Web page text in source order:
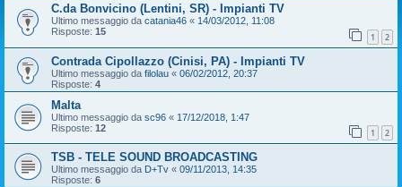
C.da Bonvicino (Lentini, SR) - Impianti TV
Ultimo messaggio da catania46 « 14/03/2012, 11:08
Risposte: 15 1 2
Contrada Cipollazzo (Cinisi, PA) - Impianti TV
Ultimo messaggio da filolau « 06/02/2012, 20:37
Risposte: 4
Malta
Ultimo messaggio da sc96 « 17/12/2018, 1:47
Risposte: 12 1 2
TSB - TELE SOUND BROADCASTING
Ultimo messaggio da D+Tv « 09/11/2013, 14:35
Risposte: 6